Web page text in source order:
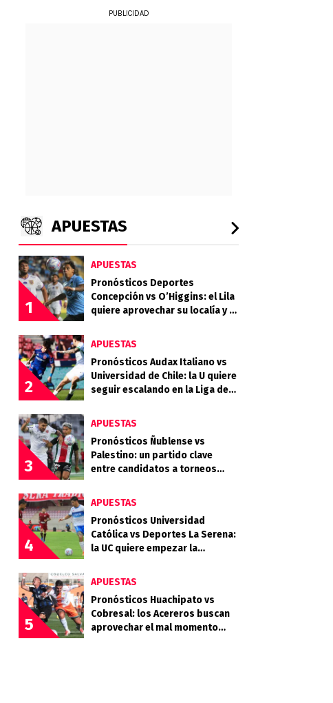
PUBLICIDAD
APUESTAS
1
APUESTAS
Pronósticos Deportes
Concepción vs O’Higgins: el Lila
quiere aprovechar su localía y el
2
APUESTAS
Pronósticos Audax Italiano vs
Universidad de Chile: la U quiere
seguir escalando en la Liga de
3
APUESTAS
Pronósticos Ñublense vs
Palestino: un partido clave
entre candidatos a torneos
4
APUESTAS
Pronósticos Universidad
Católica vs Deportes La Serena:
la UC quiere empezar la
5
APUESTAS
Pronósticos Huachipato vs
Cobresal: los Acereros buscan
aprovechar el mal momento